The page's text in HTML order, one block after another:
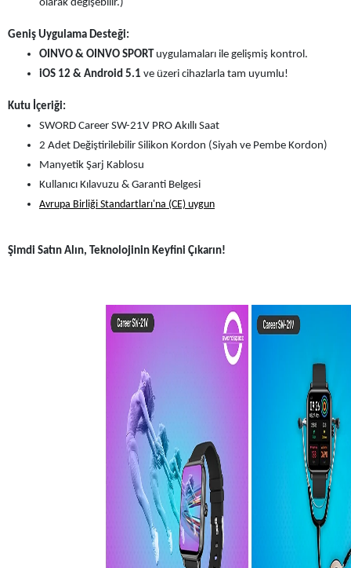
olarak değişebilir.)
Geniş Uygulama Desteği:
OINVO & OINVO SPORT uygulamaları ile gelişmiş kontrol.
iOS 12 & Android 5.1 ve üzeri cihazlarla tam uyumlu!
Kutu İçeriği:
SWORD Career SW-21V PRO Akıllı Saat
2 Adet Değiştirilebilir Silikon Kordon (Siyah ve Pembe Kordon)
Manyetik Şarj Kablosu
Kullanıcı Kılavuzu & Garanti Belgesi
Avrupa Birliği Standartları'na (CE) uygun
Şimdi Satın Alın, Teknolojinin Keyfini Çıkarın!